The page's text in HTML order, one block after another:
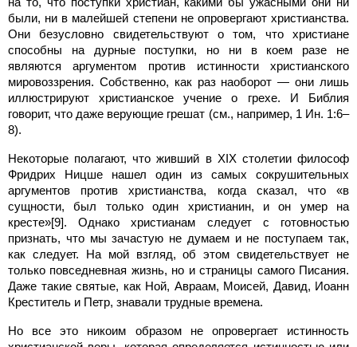
были, ни в малейшей степени не опровергают христианства.
Они безусловно свидетельствуют о том, что христиане
способны на дурные поступки, но ни в коем разе не
являются аргументом против истинности христианского
мировоззрения. Собственно, как раз наоборот — они лишь
иллюстрируют христианское учение о грехе. И Библия
говорит, что даже верующие грешат (см., например, 1 Ин. 1:6–
8).
Некоторые полагают, что живший в XIX столетии философ
Фридрих Ницше нашел один из самых сокрушительных
аргументов против христианства, когда сказал, что «в
сущности, был только один христианин, и он умер на
кресте»[9]. Однако христианам следует с готовностью
признать, что мы зачастую не думаем и не поступаем так,
как следует. На мой взгляд, об этом свидетельствует не
только повседневная жизнь, но и страницы самого Писания.
Даже такие святые, как Ной, Авраам, Моисей, Давид, Иоанн
Креститель и Петр, знавали трудные времена.
Но все это никоим образом не опровергает истинность